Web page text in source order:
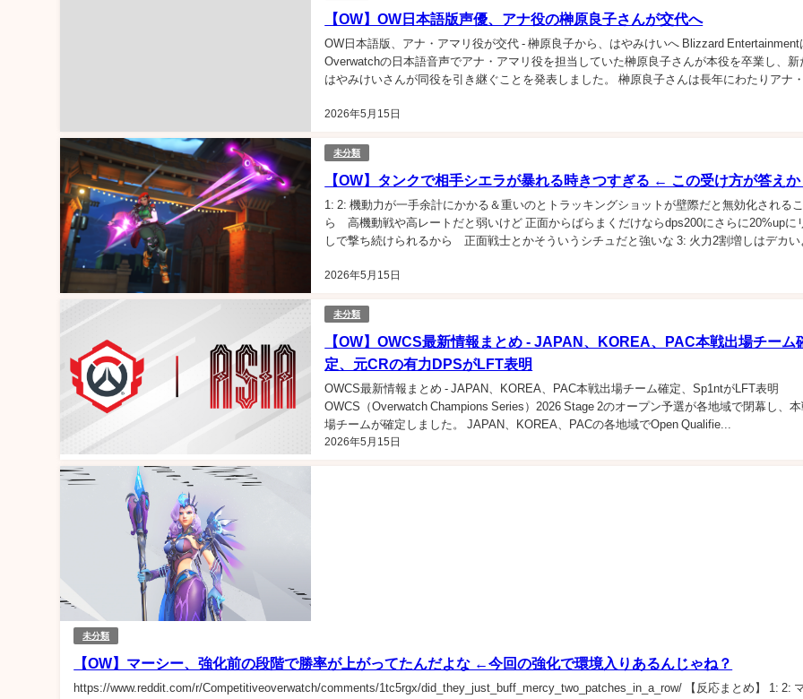
【OW】OW日本語版声優、アナ役の榊原良子さんが交代へ
2026年5月15日
OW日本語版、アナ・アマリ役が交代 - 榊原良子から、はやみけいへ Blizzard Entertainment
Overwatchの日本語音声でアナ・アマリ役を担当していた榊原良子さんが本役を卒業し、新
はやみけいさんが同役を引き継ぐことを発表しました。 榊原良子さんは長年にわたりアナ・
未分類
【OW】タンクで相手シエラが暴れる時きつすぎる ← この受け方が答えか
2026年5月15日
1: 2: 機動力が一手余計にかかる＆重いのとトラッキングショットが壁際だと無効化される
ら 高機動戦や高レートだと弱いけど 正面からばらまくだけならdps200にさらに20%upに
しで撃ち続けられるから 正面戦士とかそういうシチュだと強いな 3: 火力2割増しはデカい
未分類
【OW】OWCS最新情報まとめ - JAPAN、KOREA、PAC本戦出場チーム
定、元CRの有力DPSがLFT表明
2026年5月15日
OWCS最新情報まとめ - JAPAN、KOREA、PAC本戦出場チーム確定、Sp1ntがLFT表明
OWCS（Overwatch Champions Series）2026 Stage 2のオープン予選が各地域で閉幕し、本
場チームが確定しました。 JAPAN、KOREA、PACの各地域でOpen Qualifie...
未分類
【OW】マーシー、強化前の段階で勝率が上がってたんだよな ←今回の強化で環境入りあるんじゃね？
https://www.reddit.com/r/Competitiveoverwatch/comments/1tc5rgx/did_they_just_buff_mercy_two_patches_in_a_row/ 【反応まとめ】 1: 2: